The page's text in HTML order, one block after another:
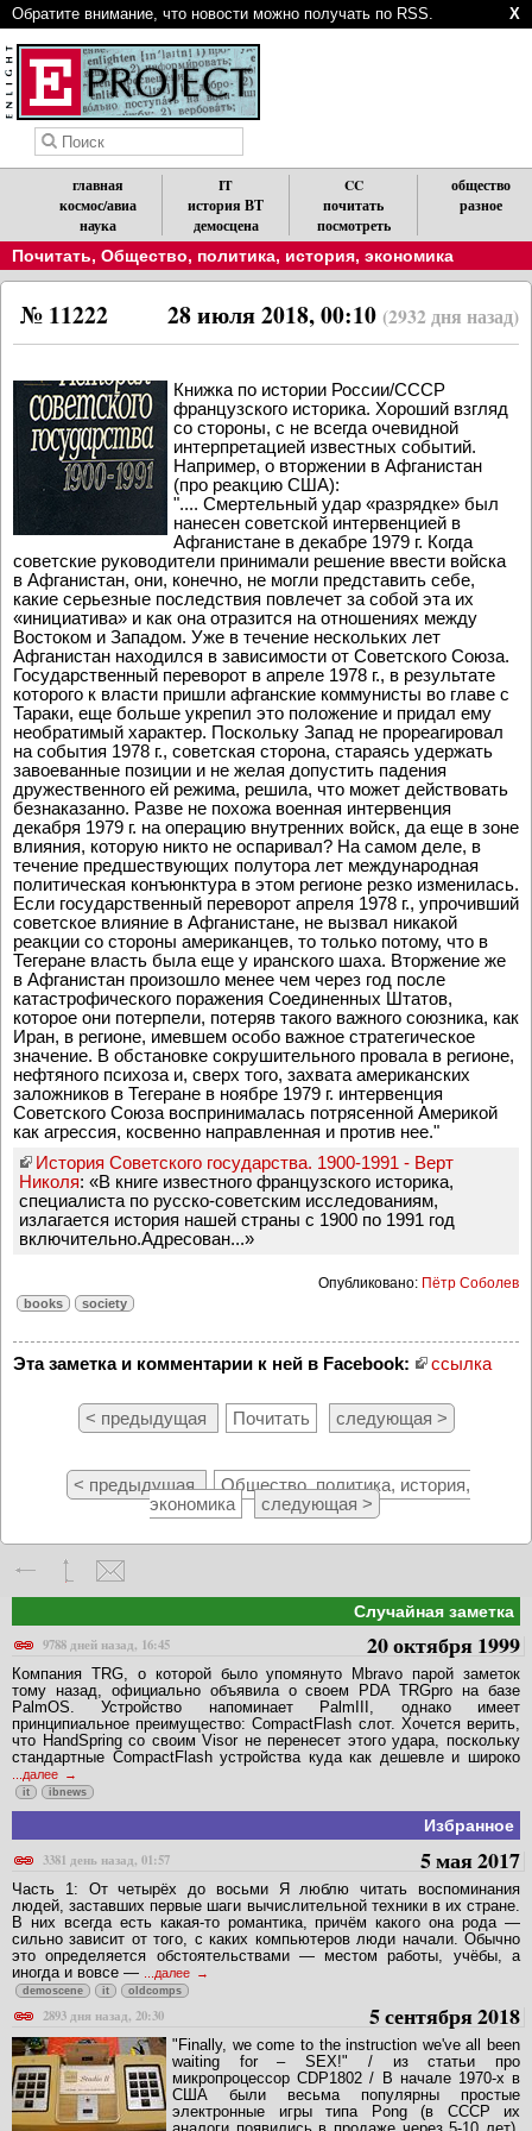
Обратите внимание, что новости можно получать по RSS. X
главная
космос/авиа
наука
IT
история ВТ
демосцена
CC
почитать
посмотреть
общество
разное
Почитать, Общество, политика, история, экономика
28 июля 2018, 00:10 (2932 дня назад)
№ 11222
Книжка по истории России/СССР
французского историка. Хороший взгляд
со стороны, с не всегда очевидной
интерпретацией известных событий.
Например, о вторжении в Афганистан
(про реакцию США):
".... Смертельный удар «разрядке» был
нанесен советской интервенцией в
Афганистане в декабре 1979 г. Когда
советские руководители принимали решение ввести войска
в Афганистан, они, конечно, не могли представить себе,
какие серьезные последствия повлечет за собой эта их
«инициатива» и как она отразится на отношениях между
Востоком и Западом. Уже в течение нескольких лет
Афганистан находился в зависимости от Советского Союза.
Государственный переворот в апреле 1978 г., в результате
которого к власти пришли афганские коммунисты во главе с
Тараки, еще больше укрепил это положение и придал ему
необратимый характер. Поскольку Запад не прореагировал
на события 1978 г., советская сторона, стараясь удержать
завоеванные позиции и не желая допустить падения
дружественного ей режима, решила, что может действовать
безнаказанно. Разве не похожа военная интервенция
декабря 1979 г. на операцию внутренних войск, да еще в зоне
влияния, которую никто не оспаривал? На самом деле, в
течение предшествующих полутора лет международная
политическая конъюнктура в этом регионе резко изменилась.
Если государственный переворот апреля 1978 г., упрочивший
советское влияние в Афганистане, не вызвал никакой
реакции со стороны американцев, то только потому, что в
Тегеране власть была еще у иранского шаха. Вторжение же
в Афганистан произошло менее чем через год после
катастрофического поражения Соединенных Штатов,
которое они потерпели, потеряв такого важного союзника, как
Иран, в регионе, имевшем особо важное стратегическое
значение. В обстановке сокрушительного провала в регионе,
нефтяного психоза и, сверх того, захвата американских
заложников в Тегеране в ноябре 1979 г. интервенция
Советского Союза воспринималась потрясенной Америкой
как агрессия, косвенно направленная и против нее."
История Советского государства. 1900-1991 - Верт
Николя: «В книге известного французского историка,
специалиста по русско-советским исследованиям,
излагается история нашей страны с 1900 по 1991 год
включительно.Адресован...»
Опубликовано: Пётр Соболев
books society
Эта заметка и комментарии к ней в Facebook: ссылка
< предыдущая Почитать следующая >
< предыдущая
Общество, политика, история,
экономика
следующая >
Случайная заметка
9788 дней назад, 16:45
20 октября 1999
Компания TRG, о которой было упомянуто Mbravo парой заметок
тому назад, официально объявила о своем PDA TRGpro на базе
PalmOS. Устройство напоминает PalmIII, однако имеет
принципиальное преимущество: CompactFlash слот. Хочется верить,
что HandSpring со своим Visor не перенесет этого удара, поскольку
стандартные CompactFlash устройства куда как дешевле и широко
...далее
it ibnews
Избранное
3381 день назад, 01:57
5 мая 2017
Часть 1: От четырёх до восьми Я люблю читать воспоминания
людей, заставших первые шаги вычислительной техники в их стране.
В них всегда есть какая-то романтика, причём какого она рода —
сильно зависит от того, с каких компьютеров люди начали. Обычно
это определяется обстоятельствами — местом работы, учёбы, а
иногда и вовсе —
...далее
demoscene it oldcomps
2893 дня назад, 20:30 5 сентября 2018
"Finally, we come to the instruction we've all been
waiting for – SEX!" / из статьи про
микропроцессор CDP1802 / В начале 1970-х в
США были весьма популярны простые
электронные игры типа Pong (в СССР их